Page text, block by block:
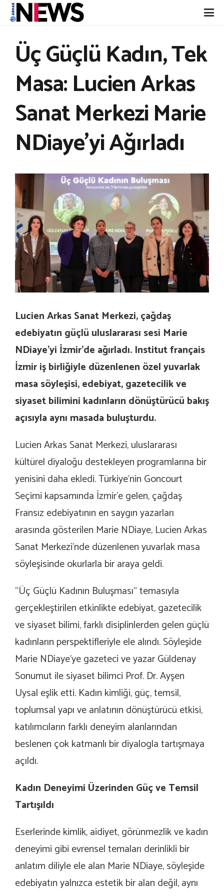
Üç Güçlü Kadın, Tek
Masa: Lucien Arkas
Sanat Merkezi Marie
NDiaye’yi Ağırladı
Lucien Arkas Sanat Merkezi, çağdaş
edebiyatın güçlü uluslararası sesi Marie
NDiaye’yi İzmir’de ağırladı. Institut français
İzmir iş birliğiyle düzenlenen özel yuvarlak
masa söyleşisi, edebiyat, gazetecilik ve
siyaset bilimini kadınların dönüştürücü bakış
açısıyla aynı masada buluşturdu.
Lucien Arkas Sanat Merkezi, uluslararası
kültürel diyaloğu destekleyen programlarına bir
yenisini daha ekledi. Türkiye’nin Goncourt
Seçimi kapsamında İzmir’e gelen, çağdaş
Fransız edebiyatının en saygın yazarları
arasında gösterilen Marie NDiaye, Lucien Arkas
Sanat Merkezi’nde düzenlenen yuvarlak masa
söyleşisinde okurlarla bir araya geldi.
“Üç Güçlü Kadının Buluşması” temasıyla
gerçekleştirilen etkinlikte edebiyat, gazetecilik
ve siyaset bilimi, farklı disiplinlerden gelen güçlü
kadınların perspektifleriyle ele alındı. Söyleşide
Marie NDiaye’ye gazeteci ve yazar Güldenay
Sonumut ile siyaset bilimci Prof. Dr. Ayşen
Uysal eşlik etti. Kadın kimliği, güç, temsil,
toplumsal yapı ve anlatının dönüştürücü etkisi,
katılımcıların farklı deneyim alanlarından
beslenen çok katmanlı bir diyalogla tartışmaya
açıldı.
Kadın Deneyimi Üzerinden Güç ve Temsil
Tartışıldı
Eserlerinde kimlik, aidiyet, görünmezlik ve kadın
deneyimi gibi evrensel temaları derinlikli bir
anlatım diliyle ele alan Marie NDiaye, söyleşide
edebiyatın yalnızca estetik bir alan değil, aynı